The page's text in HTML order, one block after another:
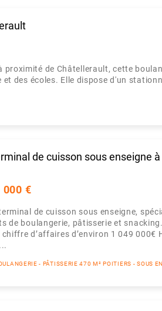
de Châtellerault, cette
des écoles. Elle dispose d'un
de cuisson sous enseigne à
000 €
de cuisson sous enseigne,
de boulangerie, pâtisserie et
chiffre d’affaires d’environ 1 049 000€
- PÂTISSERIE 470 M² POITIERS - SOUS